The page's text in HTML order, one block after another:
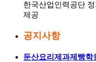
한국산업인력공단
제공
공지사항
둔산요리제과제빵학